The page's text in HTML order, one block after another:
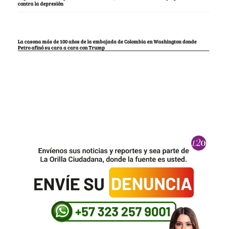
contra la depresión
La casona más de 100 años de la embajada de Colombia en Washington donde
Petro afinó su cara a cara con Trump